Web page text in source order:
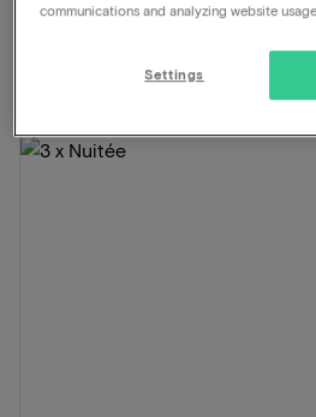
une belle formule.
communications and analyzing website usage.
Settings